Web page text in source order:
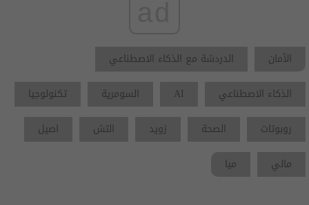
الأمان
الدردشة مع الذكاء الاصطناعي
الذكاء الاصطناعي
AI السومرية
تكنولوجيا
روبوتات
الصحة زويد التش
اصيل
مالي
ميا